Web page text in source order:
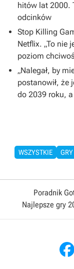
hitów lat 2000.
odcinków
Stop Killing
Netflix. „To nie
poziom
„Nalegał, by
postanowił, że
do 2039 roku,
WSZYSTKIE GRY
Poradnik
Najlepsze gry